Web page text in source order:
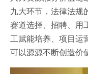
九大环节，法律法规
赛道选择、招聘、用
工赋能培养、项目运
可以源源不断创造价